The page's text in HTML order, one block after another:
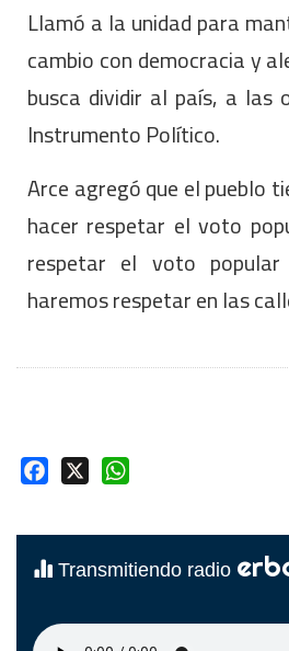
Llamó a la unidad para
cambio con democracia y
busca dividir al país, a las
Instrumento Político.
Arce agregó que el pueblo
hacer respetar el voto
respetar el voto
haremos respetar en las
Facebook
Transmitiendo radio